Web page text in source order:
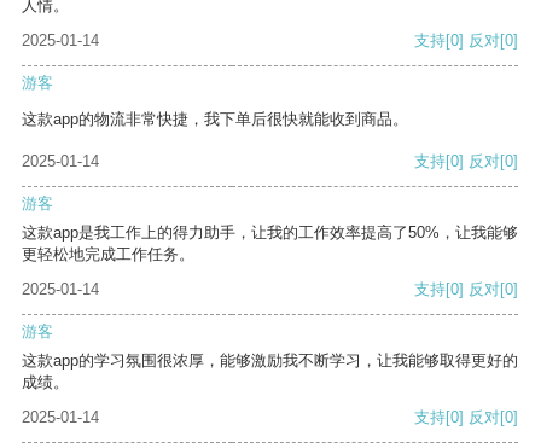
人情。
2025-01-14
支持[0] 反对[0]
游客
这款app的物流非常快捷，我下单后很快就能收到商品。
2025-01-14 支持[0] 反对[0]
游客
这款app是我工作上的得力助手，让我的工作效率提高了50%，让我能够
更轻松地完成工作任务。
2025-01-14
支持[0] 反对[0]
游客
这款app的学习氛围很浓厚，能够激励我不断学习，让我能够取得更好的
成绩。
2025-01-14
支持[0] 反对[0]